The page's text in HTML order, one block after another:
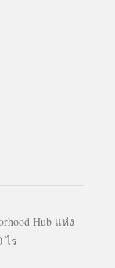
Hub แห่ง
ไร่